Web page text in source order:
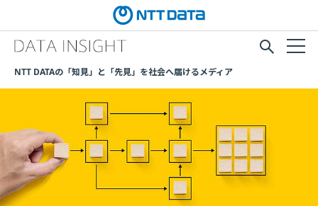
NTT DATAの「知見」と「先見」を社会へ届けるメディア